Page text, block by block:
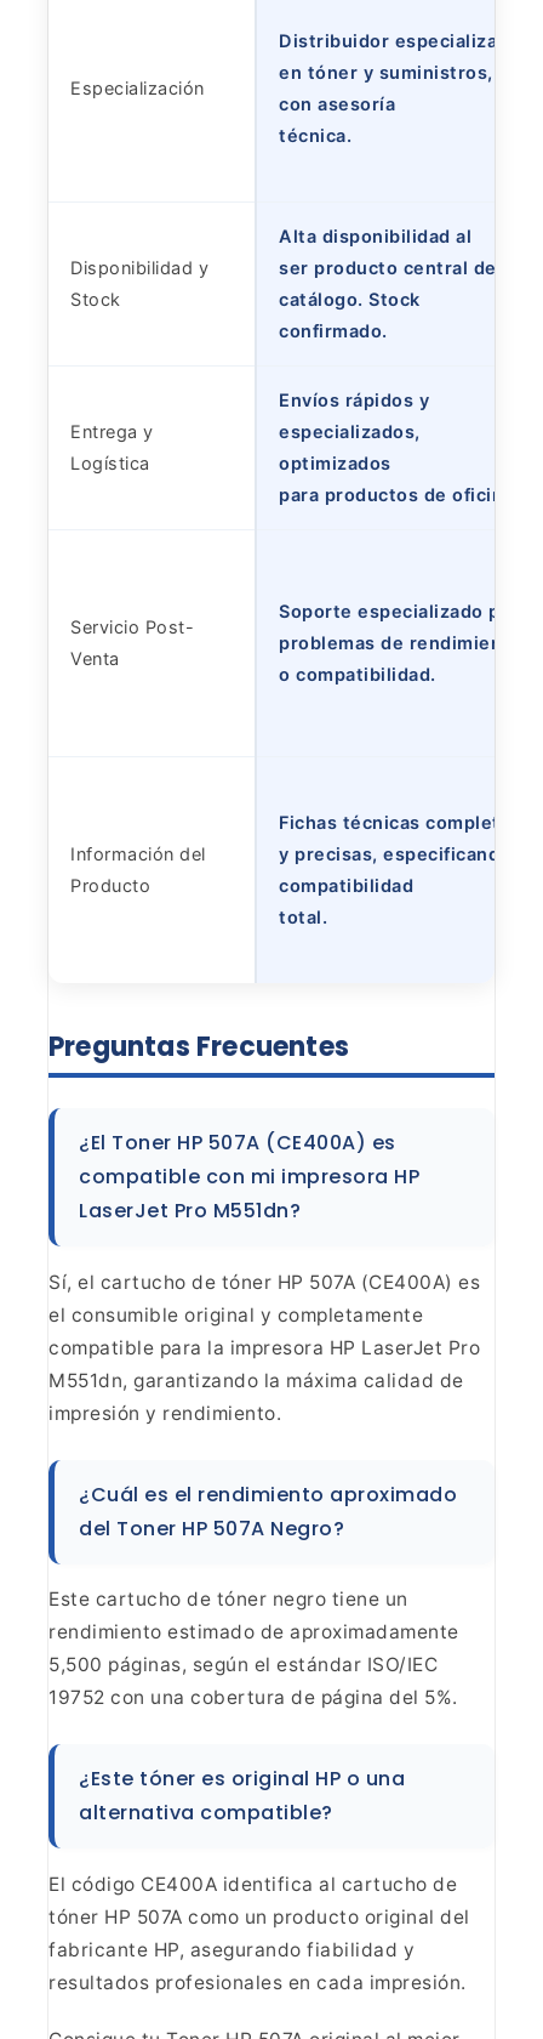
Especialización
Distribuidor especializado
en tóner y suministros,
con asesoría
técnica.
Disponibilidad y
Stock
Alta disponibilidad al
ser producto central del
catálogo. Stock
confirmado.
Entrega y
Logística
Envíos rápidos y
especializados,
optimizados
para productos de oficina.
Servicio Post-
Venta
Soporte especializado para
problemas de rendimiento
o compatibilidad.
Información del
Producto
Fichas técnicas completas
y precisas, especificando
compatibilidad
total.
Preguntas Frecuentes
¿El Toner HP 507A (CE400A) es
compatible con mi impresora HP
LaserJet Pro M551dn?
Sí, el cartucho de tóner HP 507A (CE400A) es
el consumible original y completamente
compatible para la impresora HP LaserJet Pro
M551dn, garantizando la máxima calidad de
impresión y rendimiento.
¿Cuál es el rendimiento aproximado
del Toner HP 507A Negro?
Este cartucho de tóner negro tiene un
rendimiento estimado de aproximadamente
5,500 páginas, según el estándar ISO/IEC
19752 con una cobertura de página del 5%.
¿Este tóner es original HP o una
alternativa compatible?
El código CE400A identifica al cartucho de
tóner HP 507A como un producto original del
fabricante HP, asegurando fiabilidad y
resultados profesionales en cada impresión.